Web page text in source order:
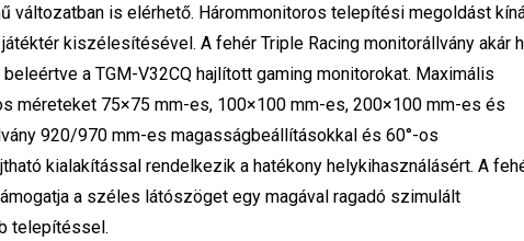
is elérhető. Hárommonitoros telepítési megoldást
kiszélesítésével. A fehér Triple Racing monitorállvány akár
a TGM-V32CQ hajlított gaming monitorokat. Maximális
méreteket 75×75 mm-es, 100×100 mm-es, 200×100 mm-es és
920/970 mm-es magasságbeállításokkal és 60°-os
kialakítással rendelkezik a hatékony helykihasználásért. A
a széles látószöget egy magával ragadó szimulált
telepítéssel.